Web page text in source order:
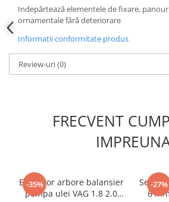
Pistoale aer cald
Pistoale de lipit
Pistoale electrice de impact
Polizoare unghiulare
Rindele
Chrysler
Citroen
Indepărtează elementele de fixare,
ornamentale fără deteriorare
Informatii conformitate produs
Review-uri(0)
FRECVENT
-35%
Extractor arbore balansier
pompa ulei VAG 1.8 2.0
-27%
Set
6